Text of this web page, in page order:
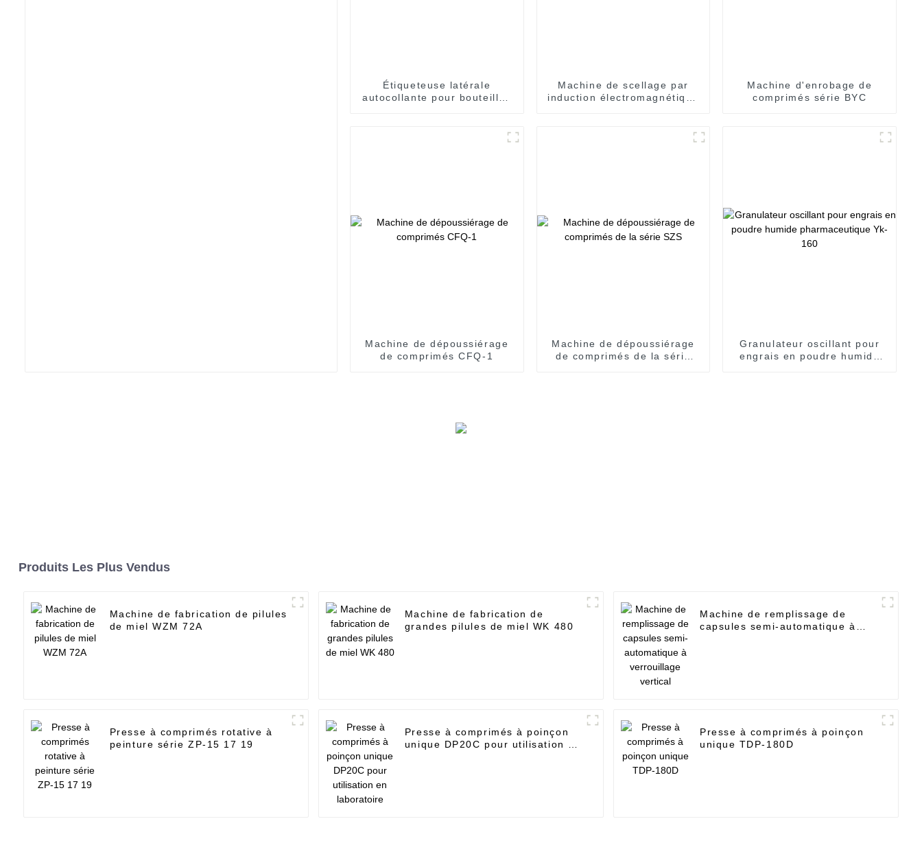
Étiqueteuse latérale
autocollante pour bouteilles
Machine de scellage par
induction électromagnétique
Machine d'enrobage de
comprimés série BYC
Machine de dépoussiérage
de comprimés CFQ-1
Machine de dépoussiérage
de comprimés de la série
Granulateur oscillant pour
engrais en poudre humide
Produits Les Plus Vendus
Machine de fabrication de pilules
de miel WZM 72A
Machine de fabrication de
grandes pilules de miel WK 480
Machine de remplissage de
capsules semi-automatique à
Presse à comprimés rotative à
peinture série ZP-15 17 19
Presse à comprimés à poinçon
unique DP20C pour utilisation en
Presse à comprimés à poinçon
unique TDP-180D